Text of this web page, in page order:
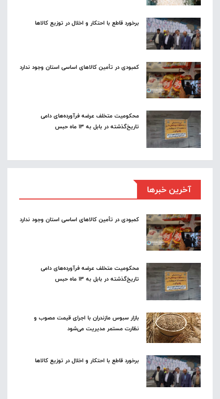
برخورد قاطع با احتکار و اخلال در توزیع کالاها
کمبودی در تأمین کالاهای اساسی استان وجود ندارد
محکومیت متخلف عرضه فرآورده‌های دامی
تاریخ‌گذشته در بابل به ۱۳ ماه حبس
آخرین خبرها
کمبودی در تأمین کالاهای اساسی استان وجود ندارد
محکومیت متخلف عرضه فرآورده‌های دامی
تاریخ‌گذشته در بابل به ۱۳ ماه حبس
بازار سبوس مازندران با اجرای قیمت مصوب و
نظارت مستمر مدیریت می‌شود
برخورد قاطع با احتکار و اخلال در توزیع کالاها